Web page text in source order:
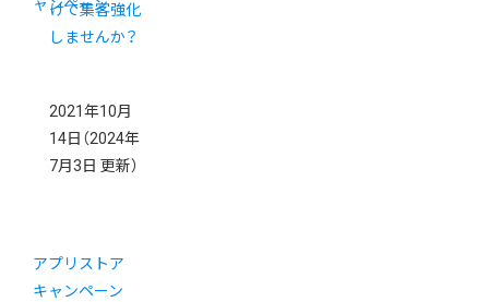
けて集客強化
しませんか？
2021年10月
14日 （2024年
7月3日 更新）
アプリストア
キャンペーン